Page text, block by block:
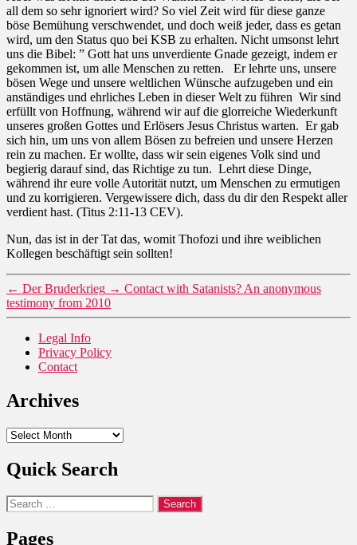
all dem so sehr ignoriert wird? So viel Zeit wird für diese ganze
böse Bemühung verschwendet, und doch weiß jeder, dass es getan
wird, um den Status quo bei KSB zu erhalten. Nicht umsonst lehrt
uns die Bibel: ” Gott hat uns unverdiente Gnade gezeigt, indem er
gekommen ist, um alle Menschen zu retten.
Er lehrte uns, unsere
bösen Wege und unsere weltlichen Wünsche aufzugeben und ein
anständiges und ehrliches Leben in dieser Welt zu führen Wir sind
erfüllt von Hoffnung, während wir auf die glorreiche Wiederkunft
unseres großen Gottes und Erlösers Jesus Christus warten. Er gab
sich hin, um uns von allem Bösen zu befreien und unsere Herzen
rein zu machen. Er wollte, dass wir sein eigenes Volk sind und
begierig darauf sind, das Richtige zu tun. Lehrt diese Dinge,
während ihr eure volle Autorität nutzt, um Menschen zu ermutigen
und zu korrigieren. Vergewissere dich, dass du dir den Respekt aller
verdient hast. (Titus 2:11-13 CEV).
Nun, das ist in der Tat das, womit Thofozi und ihre weiblichen
Kollegen beschäftigt sein sollten!
← Der Bruderkrieg → Contact with Satanists? An anonymous
testimony from 2010
Legal Info
Privacy Policy
Contact
Archives
Archives
Quick Search
Search
for:
Pages